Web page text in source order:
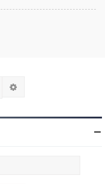
Szukaj